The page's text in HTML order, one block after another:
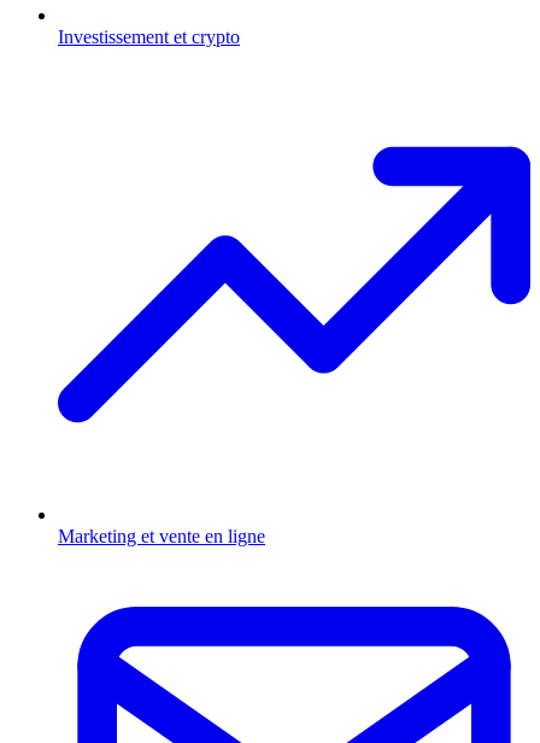
Investissement et crypto
Marketing et vente en ligne